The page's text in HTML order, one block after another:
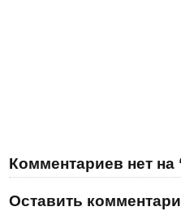
Комментариев нет
Оставить